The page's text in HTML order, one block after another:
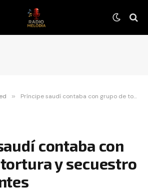
» Príncipe saudí contaba con grupo de tortura y secuestro de disidentes
contaba con
y secuestro